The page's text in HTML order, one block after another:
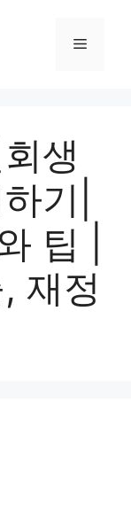
Menu
생
기|
팁 |
재정